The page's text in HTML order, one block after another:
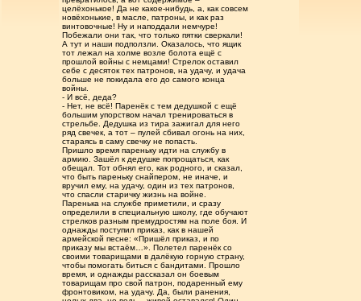
целёхонькое! Да не какое-нибудь, а, как совсем
новёхонькие, в масле, патроны, и как раз
винтовочные! Ну и наподдали немчуре!
Побежали они так, что только пятки сверкали!
А тут и наши подползли. Оказалось, что ящик
тот лежал на холме возле болота ещё с
прошлой войны с немцами! Стрелок оставил
себе с десяток тех патронов, на удачу, и удача
больше не покидала его до самого конца
войны.
- И всё, деда?
- Нет, не всё! Паренёк с тем дедушкой с ещё
большим упорством начал тренироваться в
стрельбе. Дедушка из тира зажигал для него
ряд свечек, а тот – пулей сбивал огонь на них,
стараясь в саму свечку не попасть.
Пришло время пареньку идти на службу в
армию. Зашёл к дедушке попрощаться, как
обещал. Тот обнял его, как родного, и сказал,
что быть пареньку снайпером, не иначе, и
вручил ему, на удачу, один из тех патронов,
что спасли старичку жизнь на войне.
Паренька на службе приметили, и сразу
определили в специальную школу, где обучают
стрелков разным премудростям на поле боя. И
однажды поступил приказ, как в нашей
армейской песне: «Пришёл приказ, и по
приказу мы встаём…». Полетел паренёк со
своими товарищами в далёкую горную страну,
чтобы помогать биться с бандитами. Прошло
время, и однажды рассказал он боевым
товарищам про свой патрон, подаренный ему
фронтовиком, на удачу. Да, были ранения,